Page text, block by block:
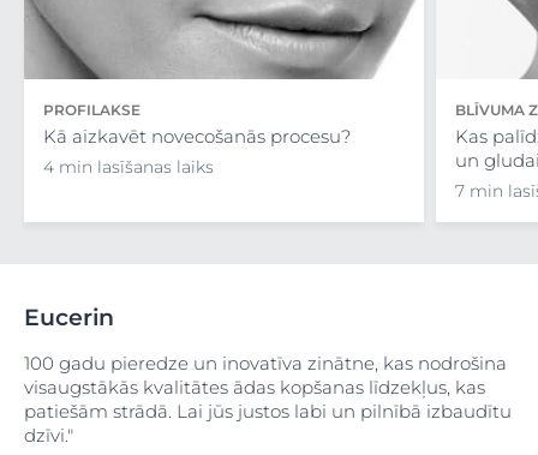
PROFILAKSE
Kā aizkavēt novecošanās procesu?
4 min lasīšanas laiks
BLĪVUMA
Kas
un
7 min
Eucerin
100 gadu pieredze un inovatīva zinātne, kas nodrošina
visaugstākās kvalitātes ādas kopšanas līdzekļus, kas
patiešām strādā. Lai jūs justos labi un pilnībā izbaudītu
dzīvi."